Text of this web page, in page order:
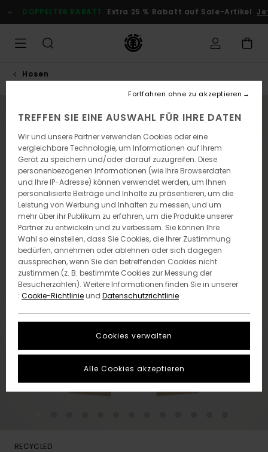
zur
Produktinformation
DOPPELTER RABATT Extra 25 % Rabatt auf Sale-Artikel
Hosen
RECYCLED
TREFFEN SIE EINE AUSWAHL FÜR IHRE DATEN
Wir und unsere Partner verwenden Cookies oder eine
vergleichbare Technologie, um Informationen auf Ihrem
Gerät zu speichern und/oder darauf zuzugreifen. Diese
personenbezogenen Informationen (wie Ihre Browserdaten
und Ihre IP-Adresse) können verwendet werden, um Ihnen
personalisierte Beiträge und Inhalte zu präsentieren, um die
Leistung von Werbung und Inhalten zu messen, und um
mehr über ihr Publikum zu erfahren, um die Produkte unserer
Partner zu entwickeln und zu verbessern. Sie können Ihre
Wahl so einstellen, dass Sie Cookies, die Ihrer Zustimmung
bedürfen, annehmen oder ablehnen oder sich dagegen
aussprechen, wenn Sie den betreffenden Cookies nicht
zustimmen (z. B. bestimmte Cookies zur Messung der
Besucherzahlen). Weitere Informationen finden Sie in unserer
: Cookie-Richtlinieund Datenschutzrichtlinie
Cookies verwalten
Fortfahren ohne zu akzeptieren
Alle Cookies akzeptieren